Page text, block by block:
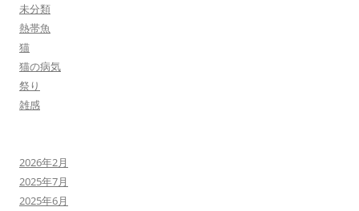
未分類
熱帯魚
猫
猫の病気
祭り
雑感
2026年2月
2025年7月
2025年6月